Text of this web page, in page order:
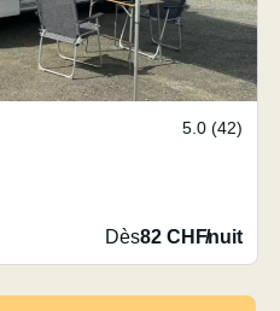
5.0 (42)
Dès82 CHF/nuit